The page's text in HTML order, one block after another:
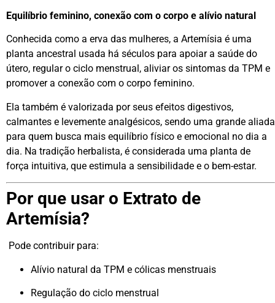
Equilíbrio feminino, conexão com o corpo e alívio natural
Conhecida como a erva das mulheres, a Artemísia é uma
planta ancestral usada há séculos para apoiar a saúde do
útero, regular o ciclo menstrual, aliviar os sintomas da TPM e
promover a conexão com o corpo feminino.
Ela também é valorizada por seus efeitos digestivos,
calmantes e levemente analgésicos, sendo uma grande aliada
para quem busca mais equilíbrio físico e emocional no dia a
dia. Na tradição herbalista, é considerada uma planta de
força intuitiva, que estimula a sensibilidade e o bem-estar.
Por que usar o Extrato de
Artemísia?
Pode contribuir para:
Alívio natural da TPM e cólicas menstruais
Regulação do ciclo menstrual